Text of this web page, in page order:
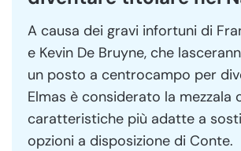
A causa dei gravi infortuni di
e Kevin De Bruyne, che
un posto a centrocampo per
Elmas è considerato la mezzala
caratteristiche più adatte a
opzioni a disposizione di Conte.